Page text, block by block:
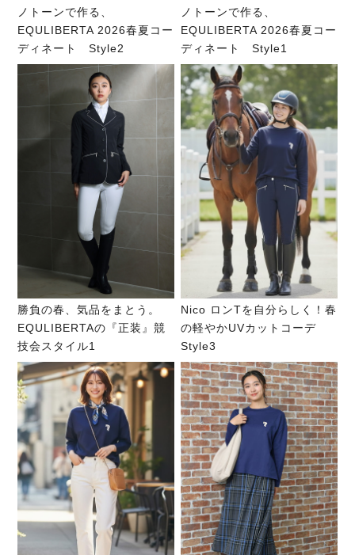
ノトーンで作る、
EQULIBERTA 2026春夏コー
ディネート Style2
ノトーンで作る、
EQULIBERTA 2026春夏コー
ディネート Style1
勝負の春、気品をまとう。
EQULIBERTAの『正装』競
技会スタイル1
Nico ロンTを自分らしく！春
の軽やかUVカットコーデ
Style3